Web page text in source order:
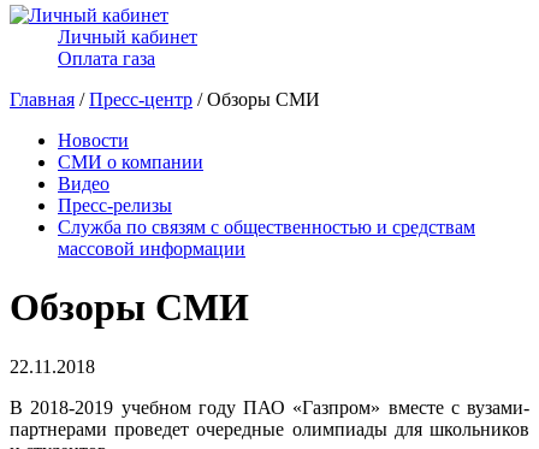
Личный кабинет
Оплата газа
Главная /Пресс-центр / Обзоры СМИ
Новости
СМИ о компании
Видео
Пресс-релизы
Служба по связям с общественностью и средствам
массовой информации
Обзоры СМИ
22.11.2018
В 2018-2019 учебном году ПАО «Газпром» вместе с вузами-
партнерами проведет очередные олимпиады для школьников